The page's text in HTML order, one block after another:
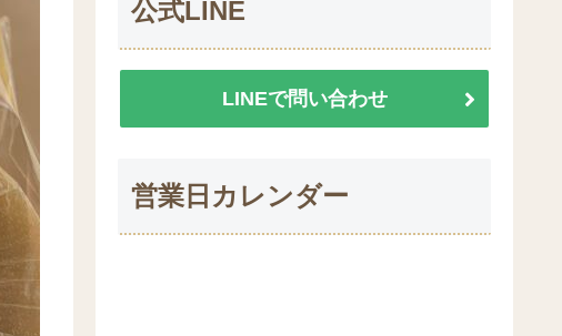
公式LINE
LINEで問い合わせ
営業日カレンダー